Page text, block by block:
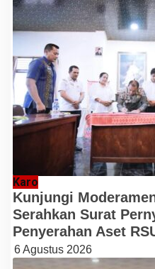
Karo
Kunjungi
Serahkan Surat
Penyerahan Aset
6 Agustus 2026